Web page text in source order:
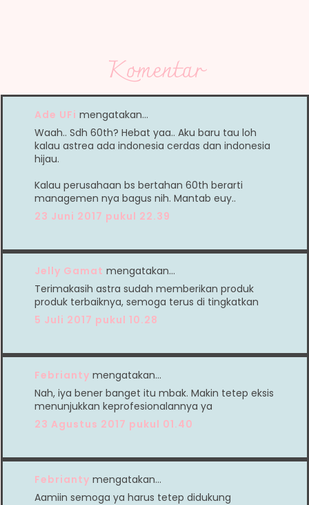
Komentar
Ade UFi mengatakan…
Waah.. Sdh 60th? Hebat yaa.. Aku baru tau loh
kalau astrea ada indonesia cerdas dan indonesia
hijau.
Kalau perusahaan bs bertahan 60th berarti
managemen nya bagus nih. Mantab euy..
23 Juni 2017 pukul 22.39
Jelly Gamat mengatakan…
Terimakasih astra sudah memberikan produk
produk terbaiknya, semoga terus di tingkatkan
5 Juli 2017 pukul 10.28
Febrianty mengatakan…
Nah, iya bener banget itu mbak. Makin tetep eksis
menunjukkan keprofesionalannya ya
23 Agustus 2017 pukul 01.40
Febrianty mengatakan…
Aamiin semoga ya harus tetep didukung